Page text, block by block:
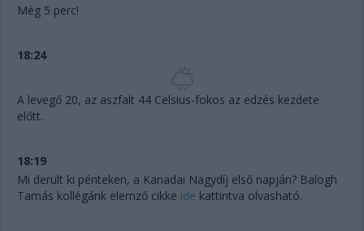
Még 5 perc!
18:24
A levegő 20, az aszfalt 44 Celsius-fokos az edzés kezdete
előtt.
18:19
Mi derült ki pénteken, a Kanadai Nagydíj első napján? Balogh
Tamás kollégánk elemző cikke ide kattintva olvasható.